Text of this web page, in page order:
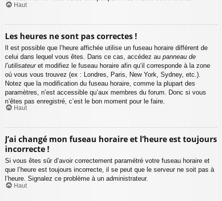
Haut
Les heures ne sont pas correctes !
Il est possible que l’heure affichée utilise un fuseau horaire différent de
celui dans lequel vous êtes. Dans ce cas, accédez au panneau de
l’utilisateuret modifiez le fuseau horaire afin qu’il corresponde à la zone
où vous vous trouvez (ex : Londres, Paris, New York, Sydney, etc.).
Notez que la modification du fuseau horaire, comme la plupart des
paramètres, n’est accessible qu’aux membres du forum. Donc si vous
n’êtes pas enregistré, c’est le bon moment pour le faire.
Haut
J’ai changé mon fuseau horaire et l’heure est toujours
incorrecte !
Si vous êtes sûr d’avoir correctement paramétré votre fuseau horaire et
que l’heure est toujours incorrecte, il se peut que le serveur ne soit pas à
l’heure. Signalez ce problème à un administrateur.
Haut